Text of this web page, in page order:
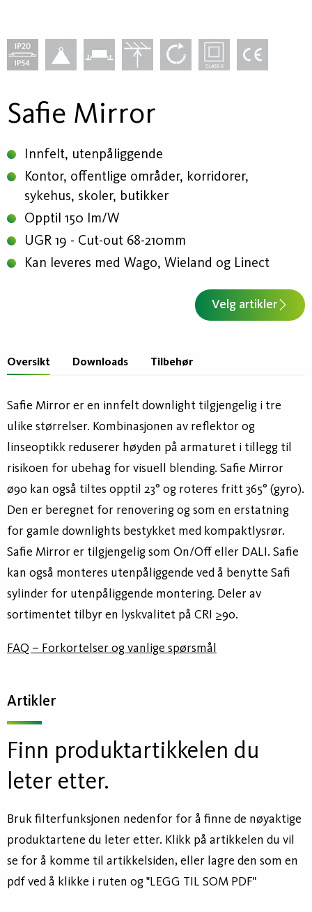
Safie Mirror
Innfelt, utenpåliggende
Kontor, offentlige områder, korridorer,
sykehus, skoler, butikker
Opptil 150 lm/W
UGR 19 - Cut-out 68-210mm
Kan leveres med Wago, Wieland og Linect
Velg artikler
Oversikt Downloads Tilbehør
Safie Mirror er en innfelt downlight tilgjengelig i tre
ulike størrelser. Kombinasjonen av reflektor og
linseoptikk reduserer høyden på armaturet i tillegg til
risikoen for ubehag for visuell blending. Safie Mirror
ø90 kan også tiltes opptil 23° og roteres fritt 365° (gyro).
Den er beregnet for renovering og som en erstatning
for gamle downlights bestykket med kompaktlysrør.
Safie Mirror er tilgjengelig som On/Off eller DALI. Safie
kan også monteres utenpåliggende ved å benytte Safi
sylinder for utenpåliggende montering. Deler av
sortimentet tilbyr en lyskvalitet på CRI ≥90.
FAQ – Forkortelser og vanlige spørsmål
Artikler
Finn produktartikkelen du
leter etter.
Bruk filterfunksjonen nedenfor for å finne de nøyaktige
produktartene du leter etter. Klikk på artikkelen du vil
se for å komme til artikkelsiden, eller lagre den som en
pdf ved å klikke i ruten og "LEGG TIL SOM PDF"